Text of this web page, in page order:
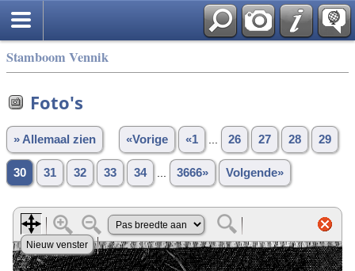
Stamboom Vennik
Foto's
» Allemaal zien «Vorige «1 26 27 28 29
30 31 32 33 34 3666» Volgende»